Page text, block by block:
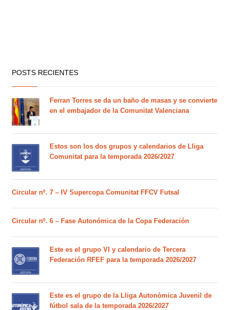
POSTS RECIENTES
Ferran Torres se da un baño de masas y se convierte
en el embajador de la Comunitat Valenciana
Estos son los dos grupos y calendarios de Lliga
Comunitat para la temporada 2026/2027
Circular nº. 7 – IV Supercopa Comunitat FFCV Futsal
Circular nº. 6 – Fase Autonómica de la Copa Federación
Este es el grupo VI y calendario de Tercera
Federación RFEF para la temporada 2026/2027
Este es el grupo de la Lliga Autonòmica Juvenil de
fútbol sala de la temporada 2026/2027